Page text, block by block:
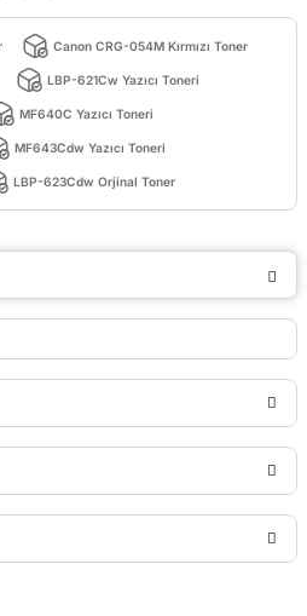
Canon CRG-054M Kırmızı Toner
LBP-621Cw Yazıcı Toneri
MF640C Yazıcı Toneri
MF643Cdw Yazıcı Toneri
LBP-623Cdw Orjinal Toner
yorumu siz yapın!